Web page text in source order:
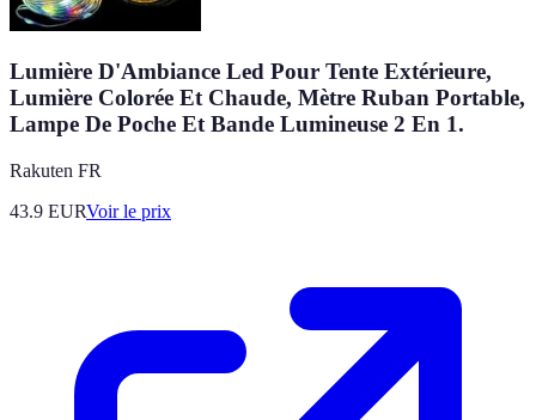
Lumière D'Ambiance Led Pour Tente Extérieure,
Lumière Colorée Et Chaude, Mètre Ruban Portable,
Lampe De Poche Et Bande Lumineuse 2 En 1.
Rakuten FR
43.9 EURVoir le prix